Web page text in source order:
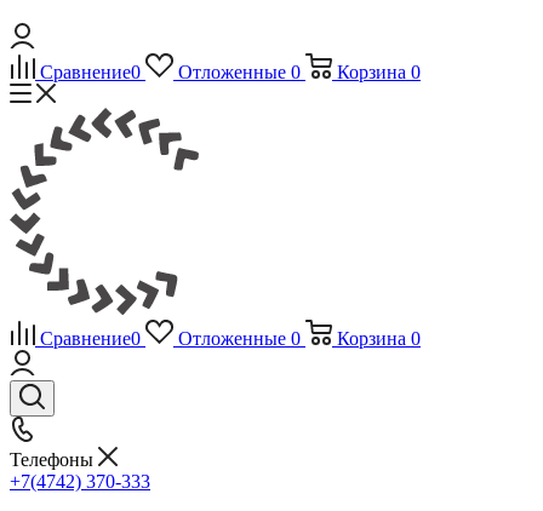
Сравнение0 Отложенные 0 Корзина 0
Сравнение0 Отложенные 0 Корзина 0
Телефоны
+7(4742) 370-333